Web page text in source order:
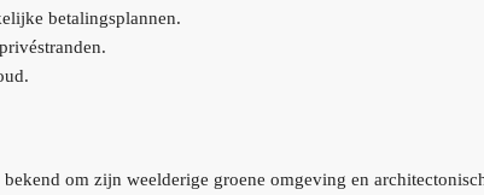
betalingsplannen.
om zijn weelderige groene omgeving en